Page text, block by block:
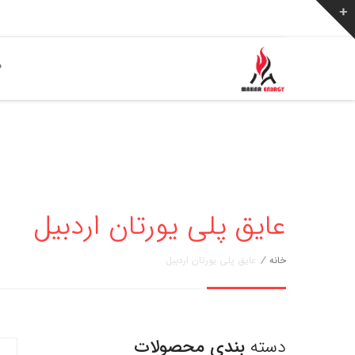
عایق پلی یورتان اردبیل
خانه / عایق پلی یورتان اردبیل
دسته بندی محصولات